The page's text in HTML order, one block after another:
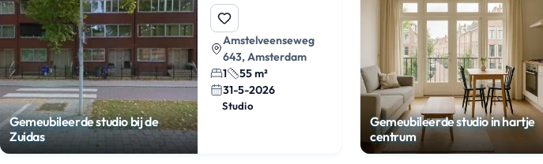
Gemeubileerde studio bij de
Zuidas
Amstelveenseweg
643, Amsterdam
1
55 m²
31-5-2026
Studio
Gemeubileerde studio in hartje
centrum